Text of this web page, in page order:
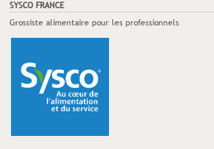
SYSCO FRANCE
Grossiste alimentaire pour les professionnels